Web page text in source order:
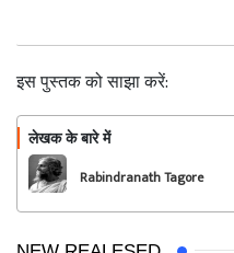
इस पुस्तक को साझा करें:
लेखक के बारे में
Rabindranath Tagore